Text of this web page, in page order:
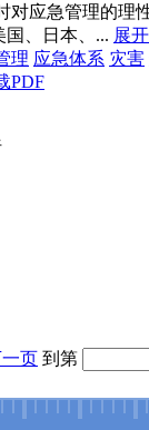
对应急管理的理
国、日本、... 展
理 应急体系 灾害
PDF
页 到第